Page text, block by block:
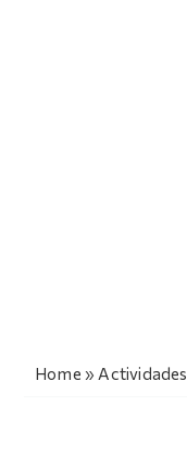
Home » Actividades